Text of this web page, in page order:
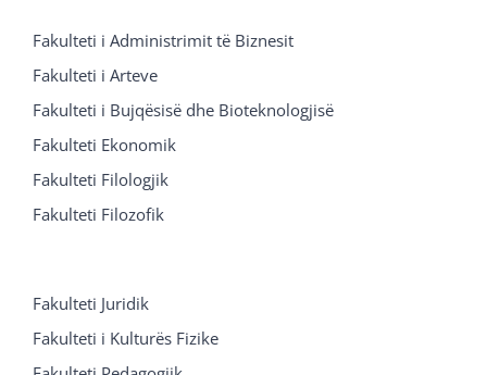
Fakulteti i Administrimit të Biznesit
Fakulteti i Arteve
Fakulteti i Bujqësisë dhe Bioteknologjisë
Fakulteti Ekonomik
Fakulteti Filologjik
Fakulteti Filozofik
Fakulteti Juridik
Fakulteti i Kulturës Fizike